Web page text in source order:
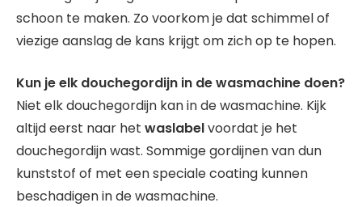
schoon te maken. Zo voorkom je dat schimmel of
viezige aanslag de kans krijgt om zich op te hopen.
Kun je elk douchegordijn in de wasmachine doen?
Niet elk douchegordijn kan in de wasmachine. Kijk
altijd eerst naar het waslabelvoordat je het
douchegordijn wast. Sommige gordijnen van dun
kunststof of met een speciale coating kunnen
beschadigen in de wasmachine.